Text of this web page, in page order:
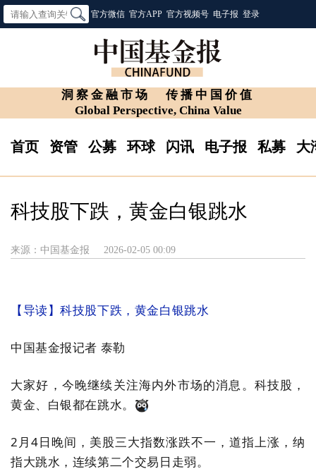
官方微信 官方APP 官方视频号 电子报 登录
洞察金融市场
传播中国价值
Global Perspective, China Value
首页 资管 公募 环球 闪讯 电子报 私募 大
科技股下跌，黄金白银跳水
来源：中国基金报 2026-02-05 00:09
【导读】科技股下跌，黄金白银跳水
中国基金报记者 泰勒
大家好，今晚继续关注海内外市场的消息。科技股，
黄金、白银都在跳水。
2月4日晚间，美股三大指数涨跌不一，道指上涨，纳
指大跳水， 连续第二个交易日走弱。